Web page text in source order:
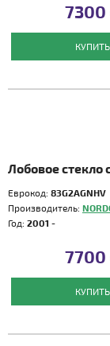
7300
КУПИТЬ
Лобовое стекло
Еврокод: 83G2AGNHV
Производитель:
Год: 2001 -
7700
КУПИТЬ